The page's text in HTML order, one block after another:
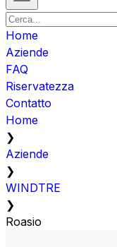
Home
Aziende
FAQ
Riservatezza
Contatto
Home
❯
Aziende
❯
WINDTRE
❯
Roasio